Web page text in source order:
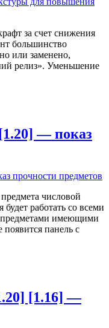
за счет снижения
большинство
или заменено,
релиз». Уменьшение
— показ
числовой
работать со всеми
предметами имеющими
панель с
[1.16] —